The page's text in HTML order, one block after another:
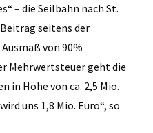
– die Seilbahn nach St.
seitens der
von 90%
Mehrwertsteuer geht die
in Höhe von ca. 2,5 Mio.
uns 1,8 Mio. Euro“, so